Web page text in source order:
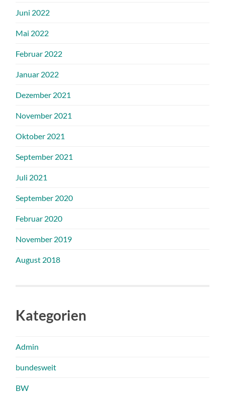
Juni 2022
Mai 2022
Februar 2022
Januar 2022
Dezember 2021
November 2021
Oktober 2021
September 2021
Juli 2021
September 2020
Februar 2020
November 2019
August 2018
Kategorien
Admin
bundesweit
BW